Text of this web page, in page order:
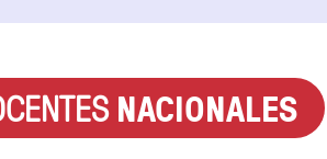
NACIONALES